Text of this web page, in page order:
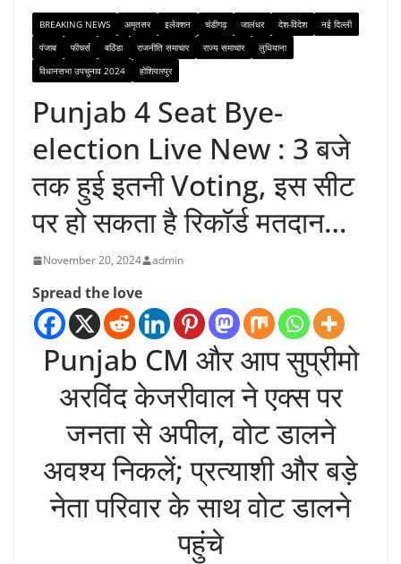
BREAKING NEWS अमृतसर इलेक्शन चंडीगढ़ जालंधर देश-विदेश
नई दिल्ली
पंजाब
फीचर्स बठिंडा राजनीति समाचार राज्य समाचार
लुधियाना
विधानसभा उपचुनाव 2024
होशियारपुर
Punjab 4 Seat Bye-
election Live New : 3 बजे
तक हुई इतनी Voting, इस सीट
पर हो सकता है रिकॉर्ड मतदान…
November 20, 2024 admin
Spread the love
Punjab CM और आप सुप्रीमो
अरविंद केजरीवाल ने एक्स पर
जनता से अपील, वोट डालने
अवश्य निकलें; प्रत्याशी और बड़े
नेता परिवार के साथ वोट डालने
पहुंचे